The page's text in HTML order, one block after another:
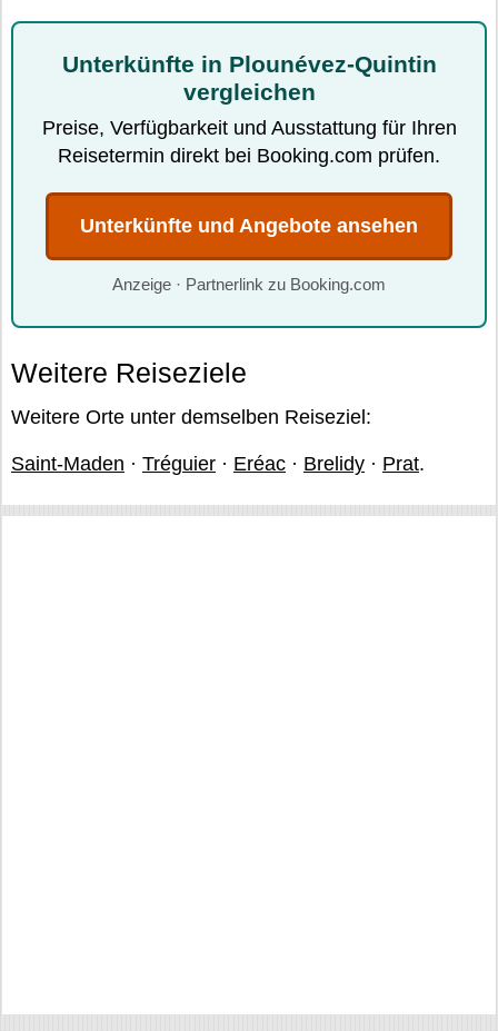
Unterkünfte in Plounévez-Quintin
vergleichen
Preise, Verfügbarkeit und Ausstattung für Ihren
Reisetermin direkt bei Booking.com prüfen.
Unterkünfte und Angebote ansehen
Anzeige · Partnerlink zu Booking.com
Weitere Reiseziele
Weitere Orte unter demselben Reiseziel:
Saint-Maden · Tréguier · Eréac · Brelidy · Prat.